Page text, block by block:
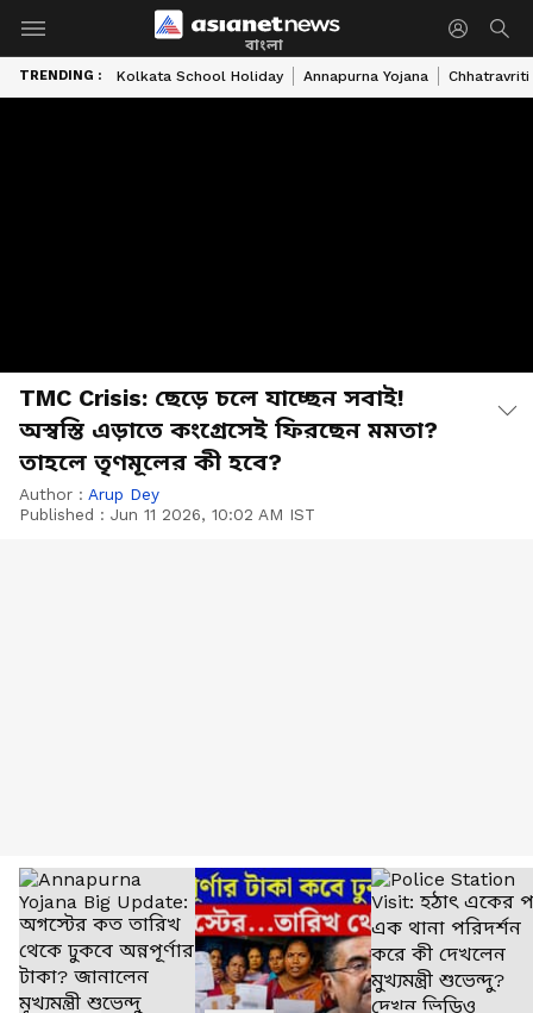
বাংলা
TRENDING : Kolkata School Holiday Annapurna Yojana Chhatravriti
TMC Crisis: ছেড়ে চলে যাচ্ছেন সবাই!
অস্বস্তি এড়াতে কংগ্রেসেই ফিরছেন মমতা?
তাহলে তৃণমূলের কী হবে?
Author : Arup Dey
Published : Jun 11 2026, 10:02 AM IST